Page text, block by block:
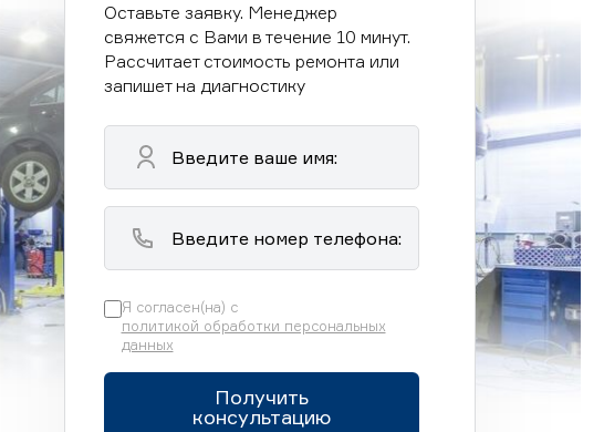
Оставьте заявку. Менеджер
свяжется с Вами в течение 10 минут.
Рассчитает стоимость ремонта или
запишет на диагностику
Я согласен(на) с
политикой обработки персональных
данных
Получить
консультацию